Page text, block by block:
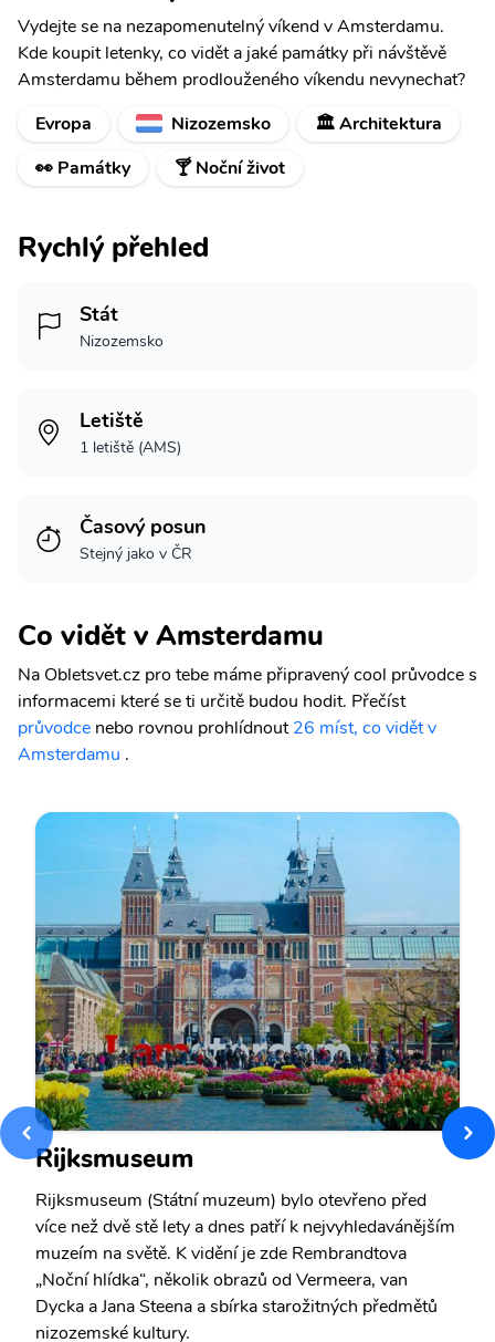
Vydejte se na nezapomenutelný víkend v Amsterdamu.
Kde koupit letenky, co vidět a jaké památky při návštěvě
Amsterdamu během prodlouženého víkendu nevynechat?
Evropa
Nizozemsko
🏛️ Architektura
👀 Památky
🍸 Noční život
Rychlý přehled
Stát
Nizozemsko
Letiště
1 letiště (AMS)
Časový posun
Stejný jako v ČR
Co vidět v Amsterdamu
Na Obletsvet.cz pro tebe máme připravený cool průvodce s
informacemi které se ti určitě budou hodit. Přečíst
průvodce nebo rovnou prohlídnout26 míst, co vidět v
Amsterdamu .
Rijksmuseum
Rijksmuseum (Státní muzeum) bylo otevřeno před
více než dvě stě lety a dnes patří k nejvyhledavánějším
muzeím na světě. K vidění je zde Rembrandtova
„Noční hlídka“, několik obrazů od Vermeera, van
Dycka a Jana Steena a sbírka starožitných předmětů
nizozemské kultury.